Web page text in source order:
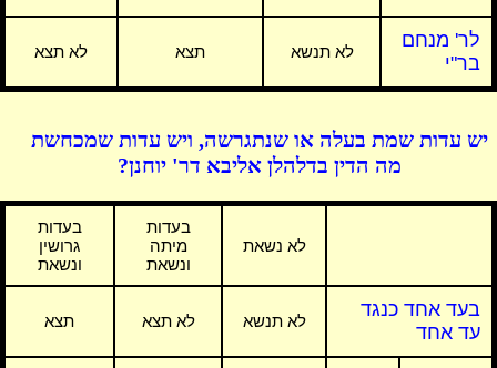
לר' מנחם
בר"י
לא תנשא תצא לא תצא
יש עדות שמת בעלה או שנתגרשה, ויש עדות שמכחשת
מה הדין בדלהלן אליבא דר' יוחנן?
לא נשאת
בעדות
מיתה
ונשאת
בעדות
גרושין
ונשאת
בעד אחד כנגד
עד אחד
לא תנשא לא תצא תצא